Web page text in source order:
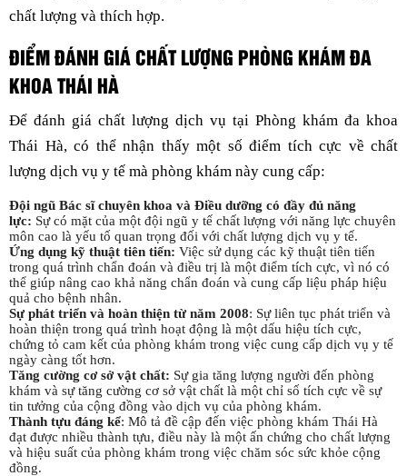
chất lượng và thích hợp.
ĐIỂM ĐÁNH GIÁ CHẤT LƯỢNG PHÒNG KHÁM ĐA
KHOA THÁI HÀ
Để đánh giá chất lượng dịch vụ tại Phòng khám đa khoa
Thái Hà, có thể nhận thấy một số điểm tích cực về chất
lượng dịch vụ y tế mà phòng khám này cung cấp:
Đội ngũ Bác sĩ chuyên khoa và Điều dưỡng có đầy đủ năng
lực: Sự có mặt của một đội ngũ y tế chất lượng với năng lực chuyên
môn cao là yếu tố quan trọng đối với chất lượng dịch vụ y tế.
Ứng dụng kỹ thuật tiên tiến: Việc sử dụng các kỹ thuật tiên tiến
trong quá trình chẩn đoán và điều trị là một điểm tích cực, vì nó có
thể giúp nâng cao khả năng chẩn đoán và cung cấp liệu pháp hiệu
quả cho bệnh nhân.
Sự phát triển và hoàn thiện từ năm 2008: Sự liên tục phát triển và
hoàn thiện trong quá trình hoạt động là một dấu hiệu tích cực,
chứng tỏ cam kết của phòng khám trong việc cung cấp dịch vụ y tế
ngày càng tốt hơn.
Tăng cường cơ sở vật chất: Sự gia tăng lượng người đến phòng
khám và sự tăng cường cơ sở vật chất là một chỉ số tích cực về sự
tin tưởng của cộng đồng vào dịch vụ của phòng khám.
Thành tựu đáng kể: Mô tả đề cập đến việc phòng khám Thái Hà
đạt được nhiều thành tựu, điều này là một ấn chứng cho chất lượng
và hiệu suất của phòng khám trong việc chăm sóc sức khỏe cộng
đồng.